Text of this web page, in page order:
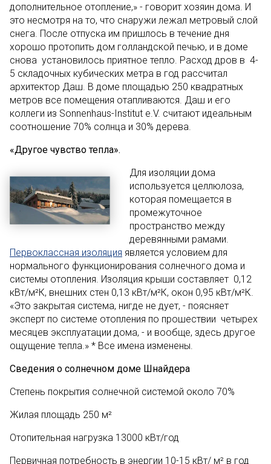
дополнительное отопление,» - говорит хозяин дома. И
это несмотря на то, что снаружи лежал метровый слой
снега. После отпуска им пришлось в течение дня
хорошо протопить дом голландской печью, и в доме
снова установилось приятное тепло. Расход дров в 4-
5 складочных кубических метра в год рассчитал
архитектор Даш. В доме площадью 250 квадратных
метров все помещения отапливаются. Даш и его
коллеги из Sonnenhaus-Institut e.V. считают идеальным
соотношение 70% солнца и 30% дерева.
«Другое чувство тепла».
Для изоляции дома
используется целлюлоза,
которая помещается в
промежуточное
пространство между
деревянными рамами.
Первоклассная изоляция является условием для
нормального функционирования солнечного дома и
системы отопления. Изоляция крыши составляет 0,12
кВт/м²К, внешних стен 0,13 кВт/м²К, окон 0,95 кВт/м²К.
«Это закрытая система, нигде не дует, - поясняет
эксперт по системе отопления по прошествии четырех
месяцев эксплуатации дома, - и вообще, здесь другое
ощущение тепла.» * Все имена изменены.
Сведения о солнечном доме Шнайдера
Степень покрытия солнечной системой около 70%
Жилая площадь 250 м²
Отопительная нагрузка 13000 кВт/год
Первичная потребность в энергии 10-15 кВт/ м² в год